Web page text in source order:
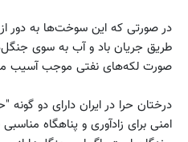
در صورتی که این سوخت‌ها به دور
طریق جریان باد و آب به سوی
صورت لکه‌های نفتی موجب آسیب
درختان حرا در ایران دارای دو
امنی برای زادآوری و پناهگاه